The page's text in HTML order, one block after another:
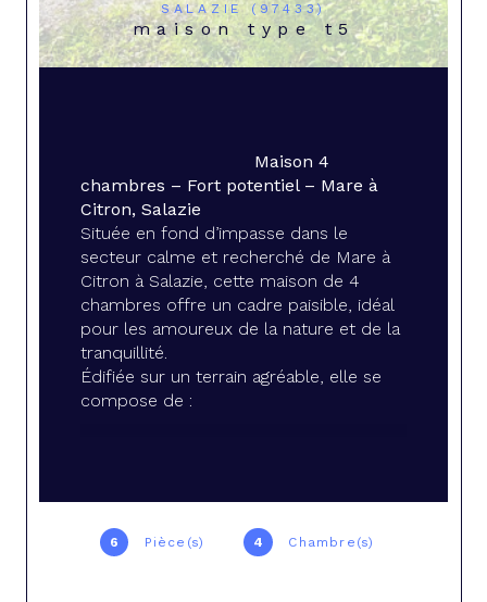
SALAZIE (97433)
maison type t5
6 Pièce(s) 4 Chambre(s)
Maison 4
chambres – Fort potentiel – Mare à
Citron, Salazie
Située en fond d’impasse dans le
secteur calme et recherché de Mare à
Citron à Salazie, cette maison de 4
chambres offre un cadre paisible, idéal
pour les amoureux de la nature et de la
tranquillité.
Édifiée sur un terrain agréable, elle se
compose de :
Un espace extérieur à exploiter selon